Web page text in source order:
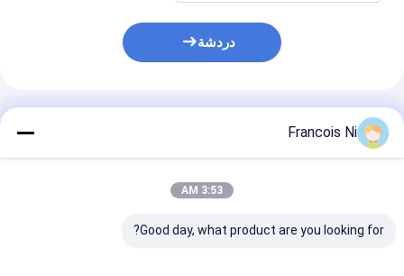
دردشة
المنتجات الموصى بها
Francois Ni
3:53 AM
Good day, what product are you looking for?